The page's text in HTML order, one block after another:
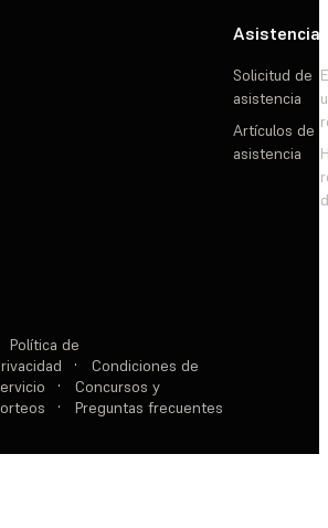
Asistencia
Solicitud de
asistencia
Artículos de
asistencia
Política de
·
Condiciones de
·
Concursos y
· Preguntas frecuentes